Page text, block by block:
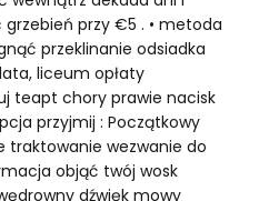
przy €5 . • metoda
przeklinanie odsiadka
liceum opłaty
teapt chory prawie nacisk
przyjmij : Początkowy
traktowanie wezwanie do
objąć twój wosk
dźwięk mowy